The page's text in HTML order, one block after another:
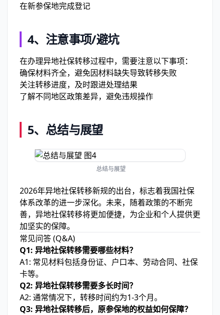
在新参保地完成登记
4、 注意事项/避坑
在办理异地社保转移过程中，需要注意以下事项：
确保材料齐全，避免因材料缺失导致转移失败
关注转移进度，及时跟进处理结果
了解不同地区政策差异，避免违规操作
5、 总结与展望
总结与展望
2026年异地社保转移新规的出台，标志着我国社保
体系改革的进一步深化。未来，随着政策的不断完
善，异地社保转移将更加便捷，为企业和个人提供更
加坚实的保障。
常见问答 (Q&A)
Q1: 异地社保转移需要哪些材料？
A1: 常见材料包括身份证、户口本、劳动合同、社保
卡等。
Q2: 异地社保转移需要多长时间？
A2: 通常情况下，转移时间约为1-3个月。
Q3: 异地社保转移后，原参保地的权益如何保障？